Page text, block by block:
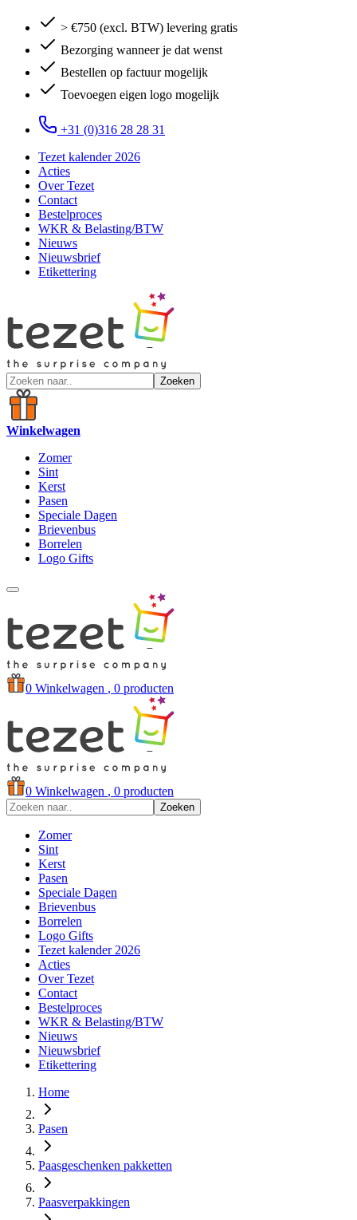
> €750 (excl. BTW) levering gratis
Bezorging wanneer je dat wenst
Bestellen op factuur mogelijk
Toevoegen eigen logo mogelijk
+31 (0)316 28 28 31
Tezet kalender 2026
Acties
Over Tezet
Contact
Bestelproces
WKR & Belasting/BTW
Nieuws
Nieuwsbrief
Etikettering
Zoeken
Winkelwagen
Zomer
Sint
Kerst
Pasen
Speciale Dagen
Brievenbus
Borrelen
Logo Gifts
0 Winkelwagen , 0 producten
0 Winkelwagen , 0 producten
Zoeken
Zomer
Sint
Kerst
Pasen
Speciale Dagen
Brievenbus
Borrelen
Logo Gifts
Tezet kalender 2026
Acties
Over Tezet
Contact
Bestelproces
WKR & Belasting/BTW
Nieuws
Nieuwsbrief
Etikettering
Home
Pasen
Paasgeschenken pakketten
Paasverpakkingen